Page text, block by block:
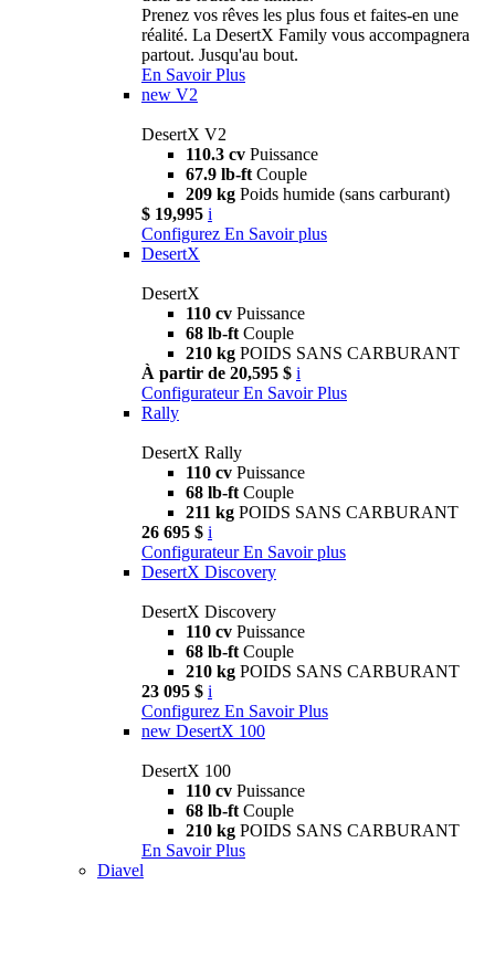
Prenez vos rêves les plus fous et faites-en une
réalité. La DesertX Family vous accompagnera
partout. Jusqu'au bout.
En Savoir Plus
new V2
DesertX V2
110.3 cv Puissance
67.9 lb-ft Couple
209 kg Poids humide (sans carburant)
$ 19,995 i
Configurez En Savoir plus
DesertX
DesertX
110 cv Puissance
68 lb-ft Couple
210 kg POIDS SANS CARBURANT
À partir de 20,595 $ i
Configurateur En Savoir Plus
Rally
DesertX Rally
110 cv Puissance
68 lb-ft Couple
211 kg POIDS SANS CARBURANT
26 695 $ i
Configurateur En Savoir plus
DesertX Discovery
DesertX Discovery
110 cv Puissance
68 lb-ft Couple
210 kg POIDS SANS CARBURANT
23 095 $ i
Configurez En Savoir Plus
new DesertX 100
DesertX 100
110 cv Puissance
68 lb-ft Couple
210 kg POIDS SANS CARBURANT
En Savoir Plus
Diavel